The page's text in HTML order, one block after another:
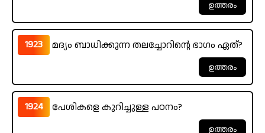
1923 മദ്യം ബാധിക്കുന്ന തലച്ചോറിന്റെ ഭാഗം ഏത്?
1924 പേശികളെ കുറിച്ചുള്ള പഠനം?